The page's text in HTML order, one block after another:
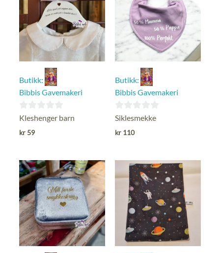
Butikk:
Bibbis Gavemakeri
0
ut
Kleshenger barn
kr59
Butikk:
Bibbis Gavemakeri
0
ut
Siklesmekke
kr 110